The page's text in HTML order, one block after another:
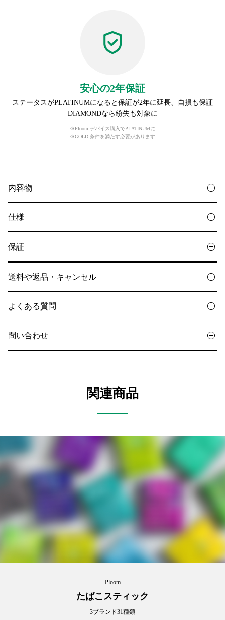
安心の2年保証
ステータスがPLATINUMになると保証が2年に延長、自損も保証
DIAMONDなら紛失も対象に
※Ploom デバイス購入でPLATINUMに
※GOLD 条件を満たす必要があります
内容物
仕様
保証
送料や返品・キャンセル
よくある質問
問い合わせ
関連商品
Ploom
たばこスティック
3ブランド31種類